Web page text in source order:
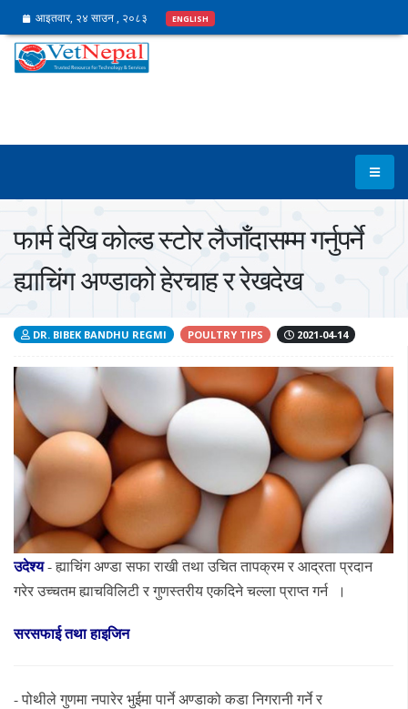
आइतवार, २४ साउन , २०८३ ENGLISH
फार्म देखि कोल्ड स्टोर लैजाँदासम्म गर्नुपर्ने
ह्याचिंग अण्डाको हेरचाह र रेखदेख
DR. BIBEK BANDHU REGMI POULTRY TIPS 2021-04-14
उदेश्य- ह्याचिंग अण्डा सफा राखी तथा उचित तापक्रम र आद्रता प्रदान
गरेर उच्चतम ह्याचविलिटी र गुणस्तरीय एकदिने चल्ला प्राप्त गर्न ।
सरसफाईतथाहाइजिन
- पोथीले गुणमा नपारेर भुईमा पार्ने अण्डाको कडा निगरानी गर्ने र